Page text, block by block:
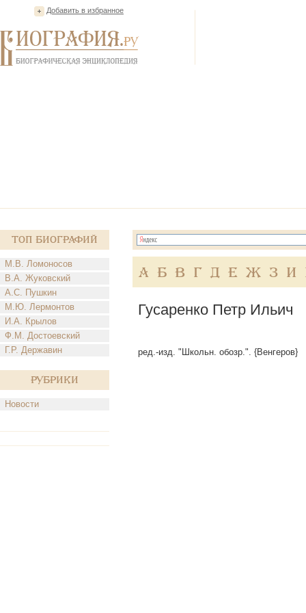
Добавить в избранное
Топ Биографий
М.В. Ломоносов
В.А. Жуковский
А.С. Пушкин
М.Ю. Лермонтов
И.А. Крылов
Ф.М. Достоевский
Г.Р. Державин
Рубрики
Новости
А Б В Г Д Е Ж З И
Гусаренко Петр Ильич
ред.-изд. "Школьн. обозр.". {Венгеров}